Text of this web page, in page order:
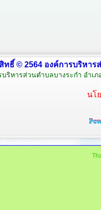
ทธิ์ © 2564 องค์การบริหาร
บริหารส่วนตำบลบางระกำ อำเ
นโ